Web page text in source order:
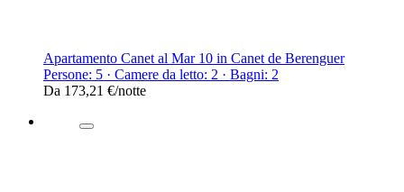
Apartamento Canet al Mar 10 in Canet de Berenguer
Persone: 5 · Camere da letto: 2 · Bagni: 2
Da 173,21 €/notte